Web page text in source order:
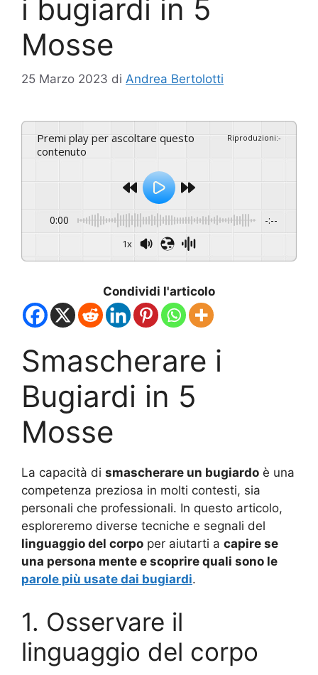
i bugiardi in 5
Mosse
25 Marzo 2023 di Andrea Bertolotti
Premi play per ascoltare questo
contenuto
Riproduzioni:-
0:00 -:--
1x
Condividi l'articolo
Smascherare i
Bugiardi in 5
Mosse
La capacità di smascherare un bugiardo è una
competenza preziosa in molti contesti, sia
personali che professionali. In questo articolo,
esploreremo diverse tecniche e segnali del
linguaggio del corpo per aiutarti a capire se
una persona mente e scoprire quali sono le
parole più usate dai bugiardi.
1. Osservare il
linguaggio del corpo